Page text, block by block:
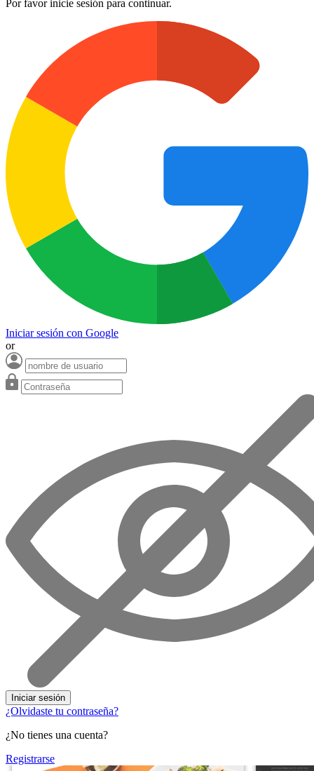
Por favor inicie sesión para continuar.
Iniciar sesión con Google
or
Iniciar sesión
¿Olvidaste tu contraseña?
¿No tienes una cuenta?
Registrarse